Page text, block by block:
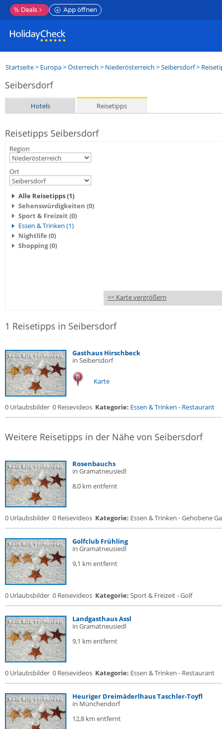
% Deals App öffnen
Startseite> Europa>Österreich > Niederösterreich >Seibersdorf>
Seibersdorf
Hotels Reisetipps
Reisetipps Seibersdorf
Region
Ort
Alle Reisetipps (1)
Sehenswürdigkeiten (0)
Sport & Freizeit (0)
Essen & Trinken (1)
Nightlife (0)
Shopping (0)
<< Karte vergrößern
1 Reisetipps in Seibersdorf
Gasthaus Hirschbeck
in Seibersdorf
Karte
0 Urlaubsbilder 0 Reisevideos Kategorie: Essen & Trinken - Restaurant
Weitere Reisetipps in der Nähe von Seibersdorf
Rosenbauchs
in Gramatneusiedl
8,0 km entfernt
0 Urlaubsbilder 0 Reisevideos Kategorie: Essen & Trinken - Gehobene
Golfclub Frühling
in Gramatneusiedl
9,1 km entfernt
0 Urlaubsbilder 0 Reisevideos Kategorie: Sport & Freizeit - Golf
Landgasthaus Assl
in Gramatneusiedl
9,1 km entfernt
0 Urlaubsbilder 0 Reisevideos Kategorie: Essen & Trinken - Restaurant
Heuriger Dreimäderlhaus Taschler-Toyfl
in Münchendorf
12,8 km entfernt